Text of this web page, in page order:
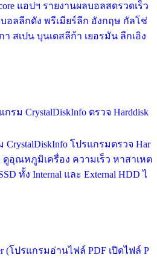
แอปฯ รายงานผลบอลสดรวดเร็ว
อลลีกดัง พรีเมียร์ลีก อังกฤษ กัลโช่
า สเปน บุนเดสลีก้า เยอรมัน ลีกเอิง
กรม CrystalDiskInfo ตรวจ Harddisk
โปรแกรมตรวจ Har
ดูอุณหภูมิเครื่อง ความเร็ว หาสาเหต
ทั้ง Internal และ External HDD ไ
(โปรแกรมอ่านไฟล์ PDF เปิดไฟล์ P